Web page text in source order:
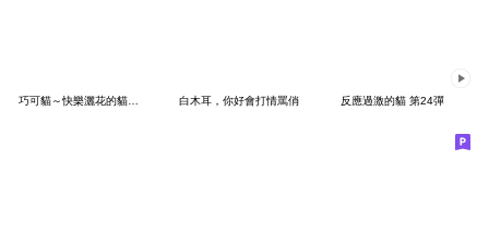
白木耳，你好會打情罵俏 反應過激的貓 第24彈